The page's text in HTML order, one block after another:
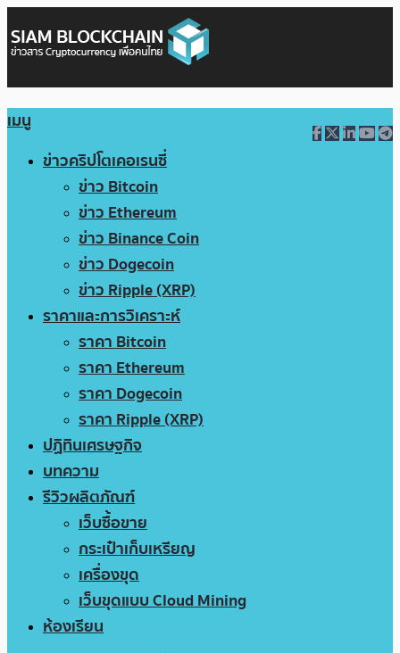
เมนู
ข่าวคริปโตเคอเรนซี่
ข่าว Bitcoin
ข่าว Ethereum
ข่าว Binance Coin
ข่าว Dogecoin
ข่าว Ripple (XRP)
ราคาและการวิเคราะห์
ราคา Bitcoin
ราคา Ethereum
ราคา Dogecoin
ราคา Ripple (XRP)
ปฏิทินเศรษฐกิจ
บทความ
รีวิวผลิตภัณฑ์
เว็บซื้อขาย
กระเป๋าเก็บเหรียญ
เครื่องขุด
เว็บขุดแบบ Cloud Mining
ห้องเรียน